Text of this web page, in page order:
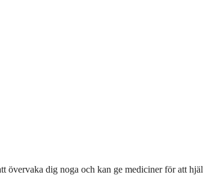
dig noga och kan ge mediciner för att